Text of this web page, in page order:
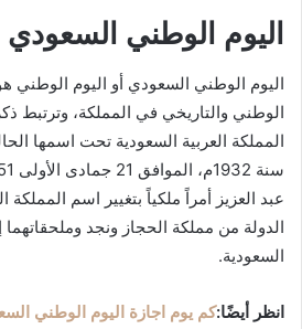
اليوم الوطني السعودي
اليوم الوطني السعودي أو اليوم الوطني
الوطني والتاريخي في المملكة، وترتبط
عبد العزيز أمراً ملكياً بتغيير اسم المملكة
الدولة من مملكة الحجاز ونجد وملحقاتهما
السعودية.
انظر أيضًا: